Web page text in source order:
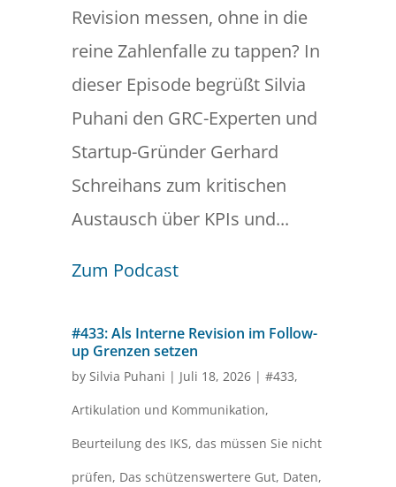
Revision messen, ohne in die
reine Zahlenfalle zu tappen? In
dieser Episode begrüßt Silvia
Puhani den GRC-Experten und
Startup-Gründer Gerhard
Schreihans zum kritischen
Austausch über KPIs und...
Zum Podcast
#433: Als Interne Revision im Follow-
up Grenzen setzen
by Silvia Puhani | Juli 18, 2026| #433,
Artikulation und Kommunikation,
Beurteilung des IKS, das müssen Sie nicht
prüfen, Das schützenswertere Gut, Daten,